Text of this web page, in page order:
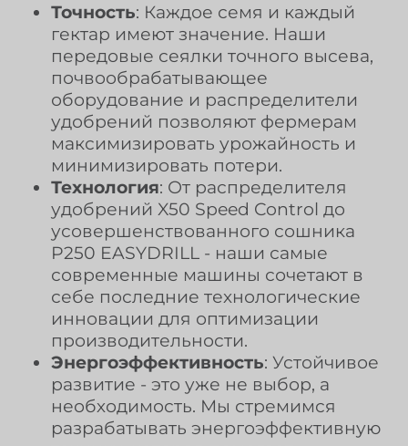
Точность: Каждое семя и каждый
гектар имеют значение. Наши
передовые сеялки точного высева,
почвообрабатывающее
оборудование и распределители
удобрений позволяют фермерам
максимизировать урожайность и
минимизировать потери.
Технология: От распределителя
удобрений X50 Speed Control до
усовершенствованного сошника
P250 EASYDRILL - наши самые
современные машины сочетают в
себе последние технологические
инновации для оптимизации
производительности.
Энергоэффективность: Устойчивое
развитие - это уже не выбор, а
необходимость. Мы стремимся
разрабатывать энергоэффективную